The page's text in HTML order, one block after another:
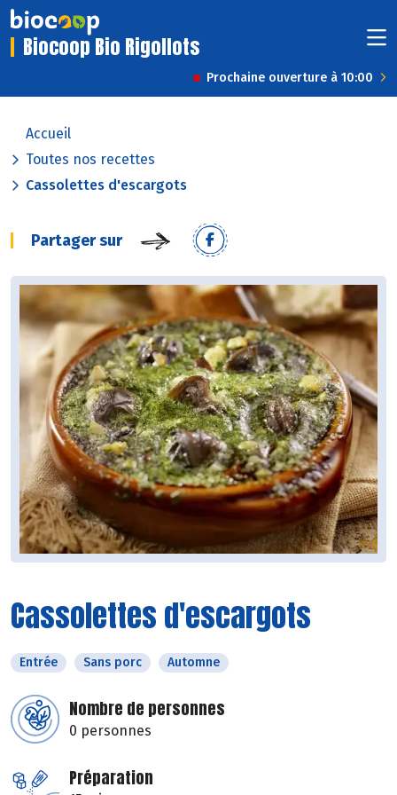
Biocoop Bio Rigollots
Prochaine ouverture à 10:00
Accueil
Toutes nos recettes
Cassolettes d'escargots
Partager sur
Cassolettes d'escargots
Entrée Sans porc Automne
Nombre de personnes
0 personnes
Préparation